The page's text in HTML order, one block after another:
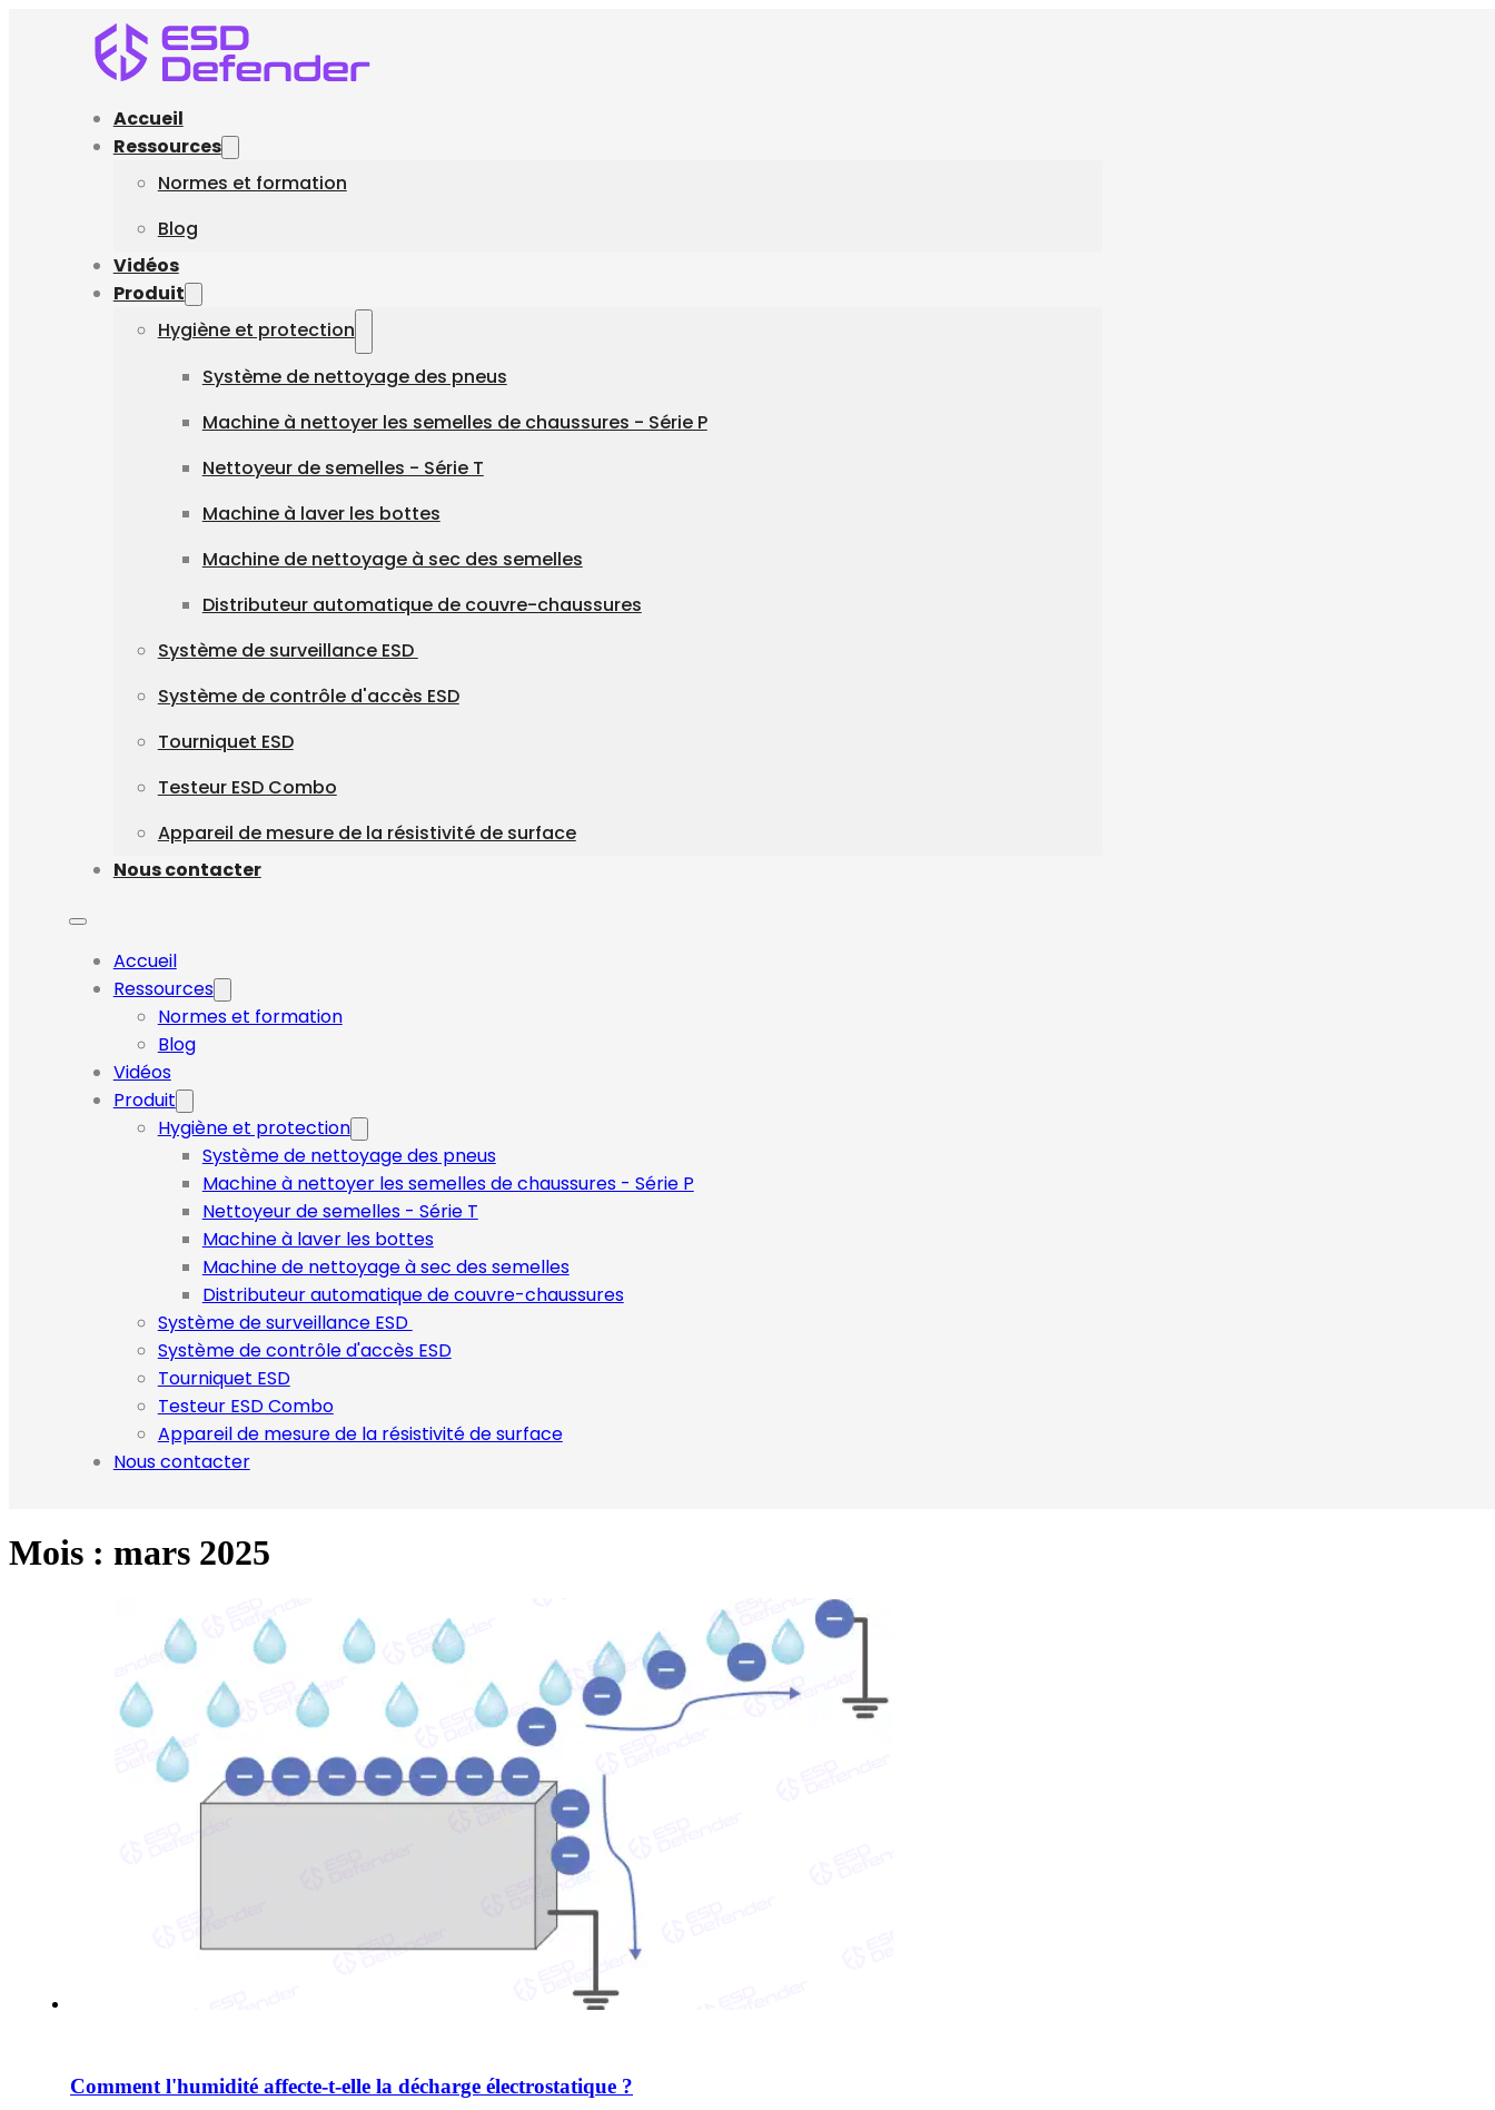
Accueil
Ressources
Normes et formation
Blog
Vidéos
Produit
Hygiène et protection
Système de nettoyage des pneus
Machine à nettoyer les semelles de chaussures - Série P
Nettoyeur de semelles - Série T
Machine à laver les bottes
Machine de nettoyage à sec des semelles
Distributeur automatique de couvre-chaussures
Système de surveillance ESD
Système de contrôle d'accès ESD
Tourniquet ESD
Testeur ESD Combo
Appareil de mesure de la résistivité de surface
Nous contacter
Accueil
Ressources
Normes et formation
Blog
Vidéos
Produit
Hygiène et protection
Système de nettoyage des pneus
Machine à nettoyer les semelles de chaussures - Série P
Nettoyeur de semelles - Série T
Machine à laver les bottes
Machine de nettoyage à sec des semelles
Distributeur automatique de couvre-chaussures
Système de surveillance ESD
Système de contrôle d'accès ESD
Tourniquet ESD
Testeur ESD Combo
Appareil de mesure de la résistivité de surface
Nous contacter
Mois : mars 2025
Comment l'humidité affecte-t-elle la décharge électrostatique ?